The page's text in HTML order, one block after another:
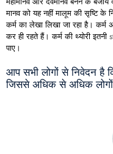
मानव को यह नहीं मालूम की सृष्टि के
कर्म का लेखा लिखा जा रहा है। कर्म
कर ही रहते हैं। कर्म की थ्योरी
पाए।
आप सभी लोगों से निवेदन है
जिससे अधिक से अधिक लोगों